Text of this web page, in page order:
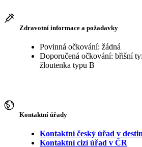
Zdravotní informace a požadavky
Povinná očkování: žádná
Doporučená očkování: břišní
žloutenka typu B
Kontaktní úřady
Kontaktní český úřad v
Kontaktní cizí úřad v ČR